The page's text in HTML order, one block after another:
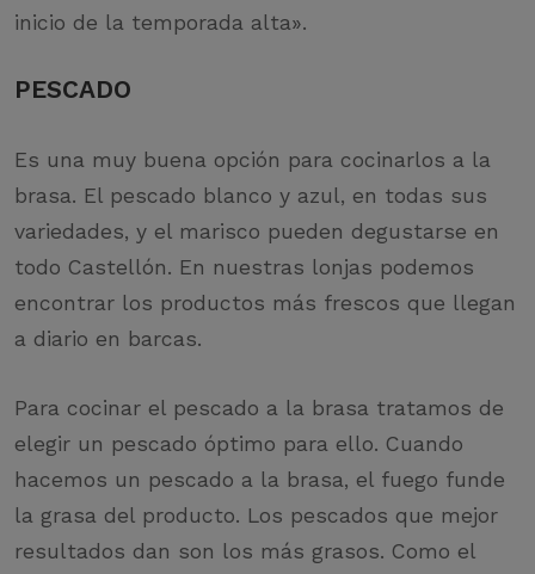
inicio de la temporada alta».
PESCADO
Es una muy buena opción para cocinarlos a la
brasa. El pescado blanco y azul, en todas sus
variedades, y el marisco pueden degustarse en
todo Castellón. En nuestras lonjas podemos
encontrar los productos más frescos que llegan
a diario en barcas.
Para cocinar el pescado a la brasa tratamos de
elegir un pescado óptimo para ello. Cuando
hacemos un pescado a la brasa, el fuego funde
la grasa del producto. Los pescados que mejor
resultados dan son los más grasos. Como el